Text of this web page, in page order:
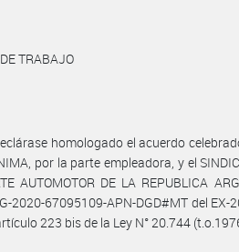
TRABAJO
homologado el acuerdo
por la parte empleadora, y el
AUTOMOTOR DE LA REPUBLICA
2020-67095109-APN-DGD#MT del EX-
223 bis de la Ley N° 20.744